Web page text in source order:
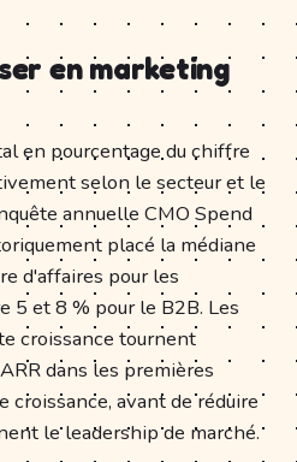
en marketing
en pourcentage du chiffre
selon le secteur et le
annuelle CMO Spend
placé la médiane
d'affaires pour les
5 et 8 % pour le B2B. Les
croissance tournent
dans les premières
croissance, avant de réduire
le leadership de marché.